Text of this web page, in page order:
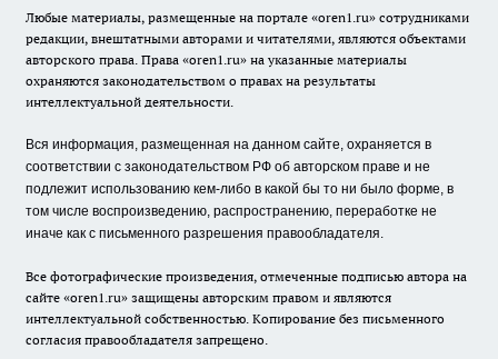
Любые материалы, размещенные на портале «oren1.ru» сотрудниками
редакции, внештатными авторами и читателями, являются объектами
авторского права. Права «oren1.ru» на указанные материалы
охраняются законодательством о правах на результаты
интеллектуальной деятельности.
Вся информация, размещенная на данном сайте, охраняется в
соответствии с законодательством РФ об авторском праве и не
подлежит использованию кем-либо в какой бы то ни было форме, в
том числе воспроизведению, распространению, переработке не
иначе как с письменного разрешения правообладателя.
Все фотографические произведения, отмеченные подписью автора на
сайте «oren1.ru» защищены авторским правом и являются
интеллектуальной собственностью. Копирование без письменного
согласия правообладателя запрещено.